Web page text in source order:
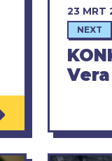
23 MRT
NEXT